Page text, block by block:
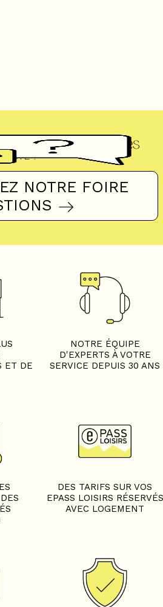
fréquentes
?
NOTRE FOIRE
ET DE
NOTRE ÉQUIPE
D'EXPERTS À VOTRE
SERVICE DEPUIS 30 ANS
DES TARIFS SUR VOS
EPASS LOISIRS RÉSERVÉS
AVEC LOGEMENT